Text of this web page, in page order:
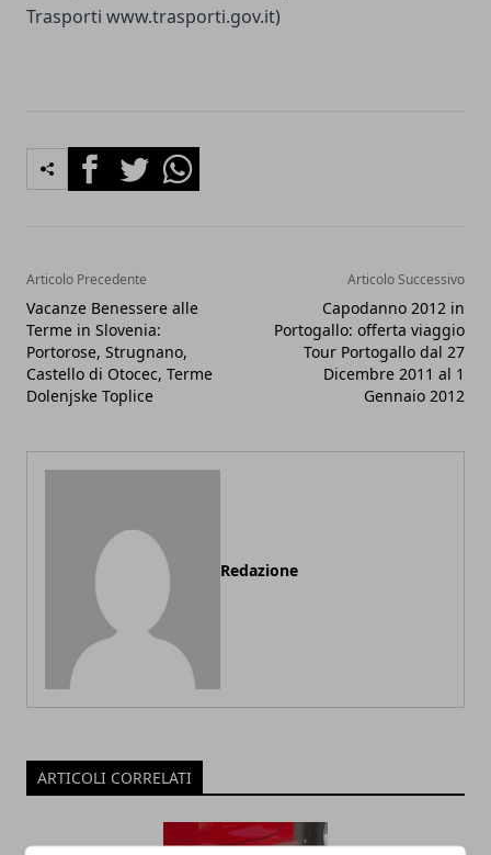
Trasporti www.trasporti.gov.it)
FacebookTwitterWhatsapp
Articolo Precedente
Vacanze Benessere alle
Terme in Slovenia:
Portorose, Strugnano,
Castello di Otocec, Terme
Dolenjske Toplice
Articolo Successivo
Capodanno 2012 in
Portogallo: offerta viaggio
Tour Portogallo dal 27
Dicembre 2011 al 1
Gennaio 2012
Redazione
ARTICOLI CORRELATI